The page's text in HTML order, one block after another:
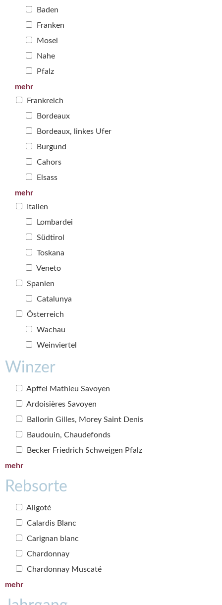
Baden
Franken
Mosel
Nahe
Pfalz
mehr
Frankreich
Bordeaux
Bordeaux, linkes Ufer
Burgund
Cahors
Elsass
mehr
Italien
Lombardei
Südtirol
Toskana
Veneto
Spanien
Catalunya
Österreich
Wachau
Weinviertel
Winzer
Apffel Mathieu Savoyen
Ardoisières Savoyen
Ballorin Gilles, Morey Saint Denis
Baudouin, Chaudefonds
Becker Friedrich Schweigen Pfalz
mehr
Rebsorte
Aligoté
Calardis Blanc
Carignan blanc
Chardonnay
Chardonnay Muscaté
mehr